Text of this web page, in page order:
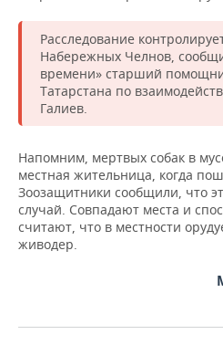
ВУЗЫ ТАТАРСТАНА
КОМУ ПРИНАДЛЕЖАТ
ТОРГОВЫЕ ЦЕНТРЫ
ТАТАРСТАНА
БАНКИ
БЮДЖЕТ
ПРОМЫШЛЕННОСТИ
АГРОПРОМ
МАШИНОСТРОЕНИЕ
НЕФТЬ
ОПК
НОВОСТИ НЕДВИЖИМОСТИ
АВТО
НОВОСТИ АВТО
БИЗНЕС
РОЗНИЧНАЯ ТОРГОВЛЯ
ТРАНСПОРТ
УСЛУГИ
ТЕХНОЛОГИИ
НОВОСТИ ТЕХНОЛОГИЙ
IT
МЕДИА
МЕРОПРИЯТИЯ
НОВОСТИ МЕРОПРИЯТИЙ
ВЫЕЗДНАЯ РЕДАКЦИЯ
ONLINE-КОНФЕРЕНЦИИ
СПОРТ
НОВОСТИ СПОРТА
ХОККЕЙ
ОБЩЕСТВО
ВЛАСТЬ
СЮЖЕТЫ
Расследование
Набережных Челнов,
времени» старший
Татарстана по
Галиев.
Напомним, мертвых собак в
местная жительница, когда
Зоозащитники сообщили, что
случай. Совпадают места и
считают, что в местности
живодер.